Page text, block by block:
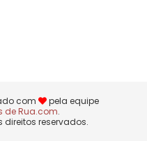
com
pela equipe
de Rua.com.
direitos reservados.